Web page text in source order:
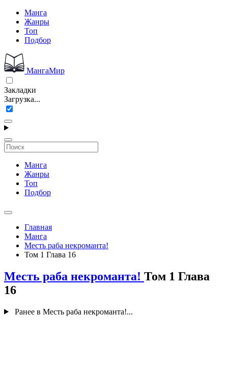
Манга
Жанры
Топ
Подбор
МангаМир
Закладки
Загрузка...
Манга
Жанры
Топ
Подбор
Главная
Манга
Месть раба некроманта!
Том 1 Глава 16
Месть раба некроманта! Том 1 Глава
16
Ранее в Месть раба некроманта!...